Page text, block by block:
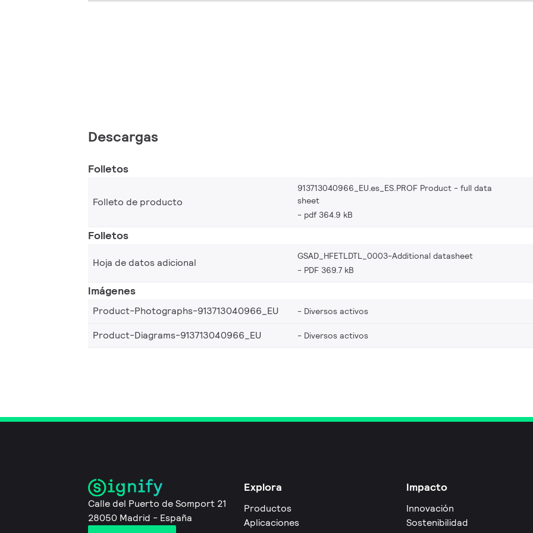
Descargas
Folletos
Folleto de producto
913713040966_EU.es_ES.PROF Product - full data
sheet
pdf 364.9 kB
Folletos
Hoja de datos adicional
GSAD_HFETLDTL_0003-Additional datasheet
PDF 369.7 kB
Imágenes
Product-Photographs-913713040966_EU Diversos activos
Product-Diagrams-913713040966_EU
Diversos activos
Calle del Puerto de Somport 21
28050 Madrid - España
Explora
Productos
Aplicaciones
Impacto
Innovación
Sostenibilidad